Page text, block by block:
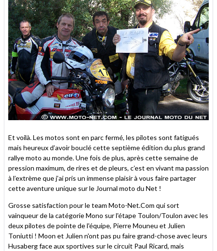
Et voilà. Les motos sont en parc fermé, les pilotes sont fatigués
mais heureux d’avoir bouclé cette septième édition du plus grand
rallye moto au monde. Une fois de plus, après cette semaine de
pression maximum, de rires et de pleurs, c’est en vivant ma passion
à l’extrème que j’ai pris un immense plaisir à vous faire partager
cette aventure unique sur le Journal moto du Net !
Grosse satisfaction pour le team Moto-Net.Com qui sort
vainqueur de la catégorie Mono sur l'étape Toulon/Toulon avec les
deux pilotes de pointe de l'équipe, Pierre Mouneu et Julien
Toniutti ! Moon et Julien n'ont pas pu faire grand-chose avec leurs
Husaberg face aux sportives sur le circuit Paul Ricard, mais